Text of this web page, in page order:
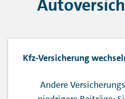
Kfz-Versicherung
Andere